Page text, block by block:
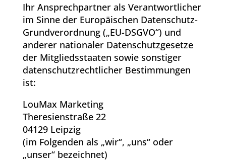
Ihr Ansprechpartner als Verantwortlicher
im Sinne der Europäischen Datenschutz-
Grundverordnung („EU-DSGVO“) und
anderer nationaler Datenschutzgesetze
der Mitgliedsstaaten sowie sonstiger
datenschutzrechtlicher Bestimmungen
ist:
LouMax Marketing
Theresienstraße 22
04129 Leipzig
(im Folgenden als „wir“, „uns“ oder
„unser“ bezeichnet)